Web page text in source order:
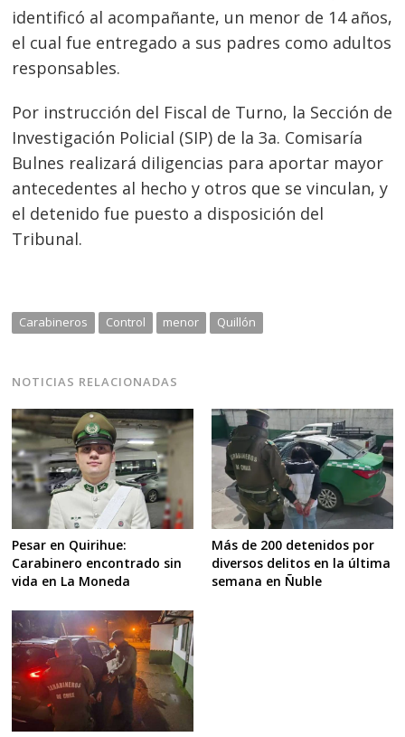
identificó al acompañante, un menor de 14 años,
el cual fue entregado a sus padres como adultos
responsables.
Por instrucción del Fiscal de Turno, la Sección de
Investigación Policial (SIP) de la 3a. Comisaría
Bulnes realizará diligencias para aportar mayor
antecedentes al hecho y otros que se vinculan, y
el detenido fue puesto a disposición del
Tribunal.
Carabineros Control menor Quillón
NOTICIAS RELACIONADAS
Pesar en Quirihue:
Carabinero encontrado sin
vida en La Moneda
Más de 200 detenidos por
diversos delitos en la última
semana en Ñuble
Navegación
de
entradas